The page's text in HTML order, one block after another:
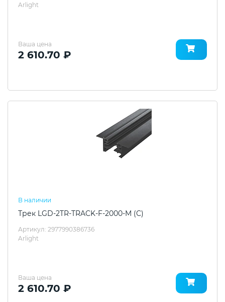
Arlight
Ваша цена
2 610.70 ₽
В наличии
Трек LGD-2TR-TRACK-F-2000-M (C)
Артикул: 2977990386736
Arlight
Ваша цена
2 610.70 ₽